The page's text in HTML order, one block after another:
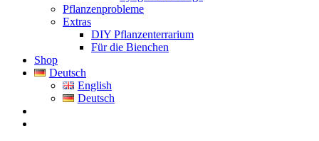
Pflanzenprobleme
Extras
DIY Pflanzenterrarium
Für die Bienchen
Shop
Deutsch
English
Deutsch